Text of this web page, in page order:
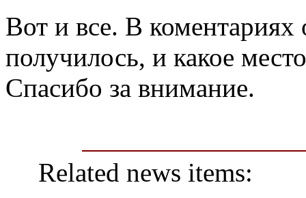
Вот и все. В коментариях
получилось, и какое
Спасибо за внимание.
Related news items: